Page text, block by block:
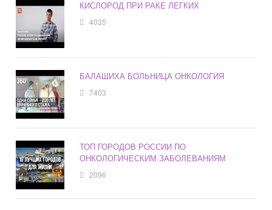
КИСЛОРОД ПРИ РАКЕ ЛЕГКИХ
4035
БАЛАШИХА БОЛЬНИЦА ОНКОЛОГИЯ
7403
ТОП ГОРОДОВ РОССИИ ПО
ОНКОЛОГИЧЕСКИМ ЗАБОЛЕВАНИЯМ
2096